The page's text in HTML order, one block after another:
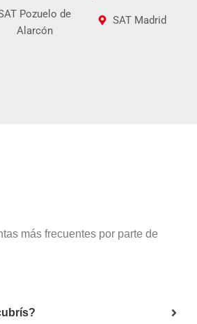
Pozuelo de
Alarcón
SAT Madrid
más frecuentes por parte de